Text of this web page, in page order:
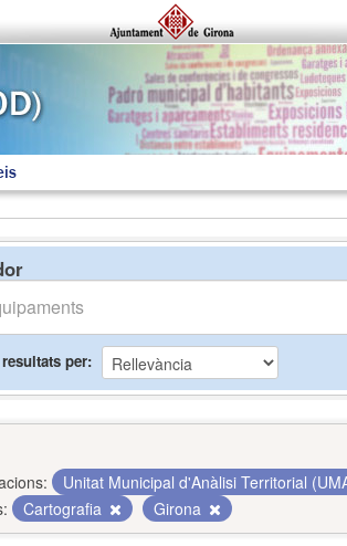
per
Unitat Municipal d'Anàlisi Territorial
Cartografia Girona